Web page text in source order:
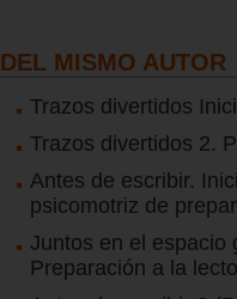
DEL MISMO AUTOR
Trazos divertidos
Trazos divertidos 2.
Antes de escribir.
psicomotriz de
Juntos en el espacio
Preparación a la